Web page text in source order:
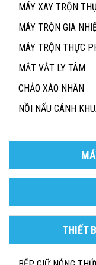
MÁY XAY TRỘN
MÁY TRỘN GIA
MÁY TRỘN THỰC
MẮT VẮT LY TÂM
CHẢO XÀO NHÂN
NỒI NẤU CÁNH
THIẾT